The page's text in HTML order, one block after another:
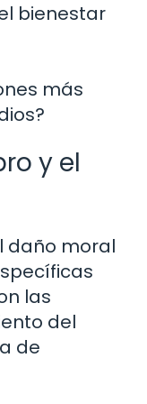
bienestar
más
y el
daño moral
las
del
de